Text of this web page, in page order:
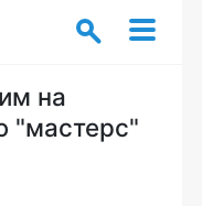
на
"мастерс"